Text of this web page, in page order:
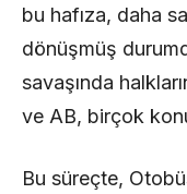
bu hafıza, daha
dönüşmüş
savaşında
ve AB, birçok
Bu süreçte,